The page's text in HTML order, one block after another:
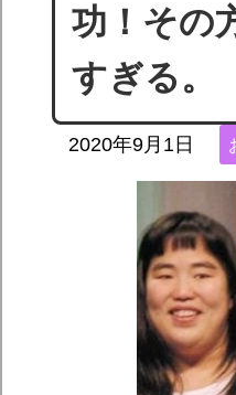
功！その
すぎる。
2020年9月1日